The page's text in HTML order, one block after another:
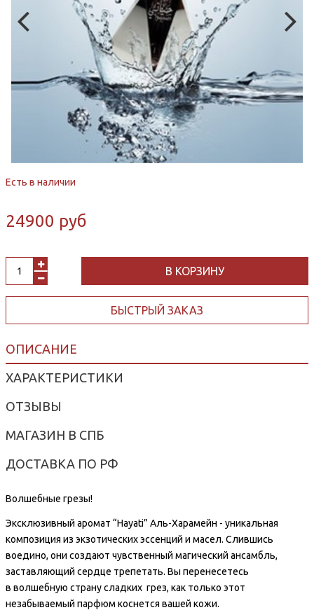
Есть в наличии
24900 руб
В КОРЗИНУ
БЫСТРЫЙ ЗАКАЗ
ОПИСАНИЕ
ХАРАКТЕРИСТИКИ
ОТЗЫВЫ
МАГАЗИН В СПБ
ДОСТАВКА ПО РФ
Волшебные грезы!
Эксклюзивный аромат “Hayati” Аль-Харамейн - уникальная
композиция из экзотических эссенций и масел. Слившись
воедино, они создают чувственный магический ансамбль,
заставляющий сердце трепетать. Вы перенесетесь
в волшебную страну сладких грез, как только этот
незабываемый парфюм коснется вашей кожи.